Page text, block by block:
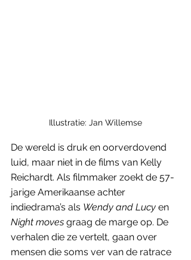
Illustratie: Jan Willemse
De wereld is druk en oorverdovend
luid, maar niet in de films van Kelly
Reichardt. Als filmmaker zoekt de 57-
jarige Amerikaanse achter
indiedrama’s als Wendy and Lucy en
Night moves graag de marge op. De
verhalen die ze vertelt, gaan over
mensen die soms ver van de ratrace